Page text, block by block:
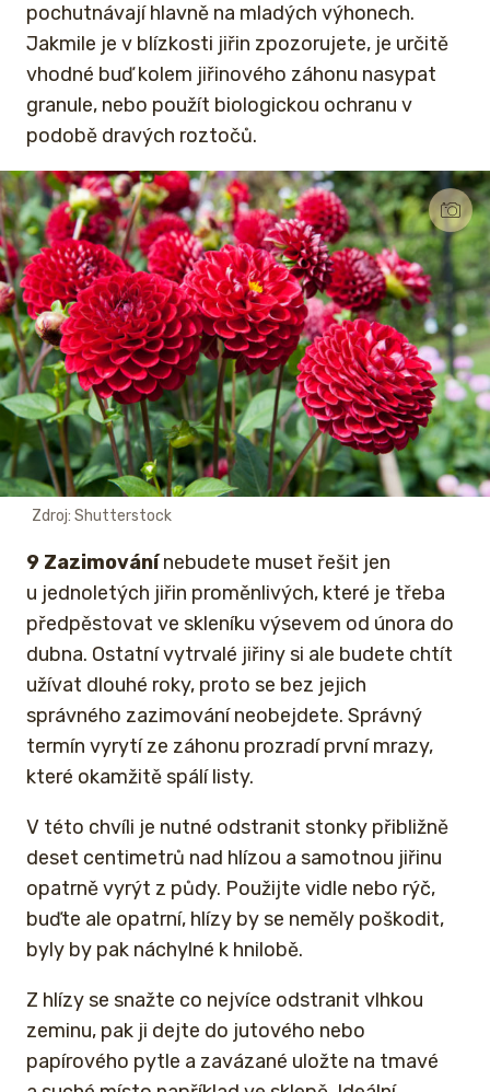
pochutnávají hlavně na mladých výhonech.
Jakmile je v blízkosti jiřin zpozorujete, je určitě
vhodné buď kolem jiřinového záhonu nasypat
granule, nebo použít biologickou ochranu v
podobě dravých roztočů.
Zdroj: Shutterstock
9 Zazimovánínebudete muset řešit jen
u jednoletých jiřin proměnlivých, které je třeba
předpěstovat ve skleníku výsevem od února do
dubna. Ostatní vytrvalé jiřiny si ale budete chtít
užívat dlouhé roky, proto se bez jejich
správného zazimování neobejdete. Správný
termín vyrytí ze záhonu prozradí první mrazy,
které okamžitě spálí listy.
V této chvíli je nutné odstranit stonky přibližně
deset centimetrů nad hlízou a samotnou jiřinu
opatrně vyrýt z půdy. Použijte vidle nebo rýč,
buďte ale opatrní, hlízy by se neměly poškodit,
byly by pak náchylné k hnilobě.
Z hlízy se snažte co nejvíce odstranit vlhkou
zeminu, pak ji dejte do jutového nebo
papírového pytle a zavázané uložte na tmavé